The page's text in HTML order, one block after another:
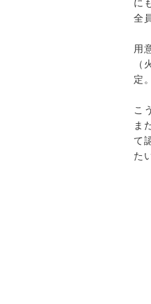
に
全
用
定
こ
ま
て
た